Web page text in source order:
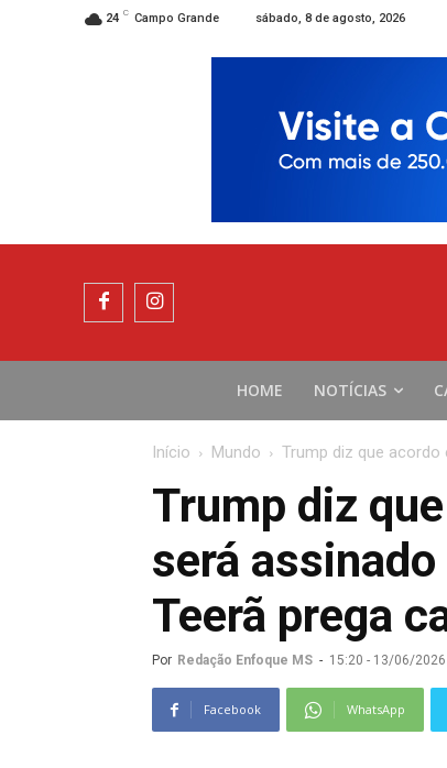
24 C Campo Grande sábado, 8 de agosto, 2026
HOME NOTÍCIAS
Início Mundo Trump diz que acordo
Trump diz
será
Teerã prega
Por Redação Enfoque MS - 15:20 - 13/06/2026
Facebook WhatsApp